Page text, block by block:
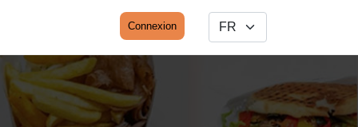
Connexion